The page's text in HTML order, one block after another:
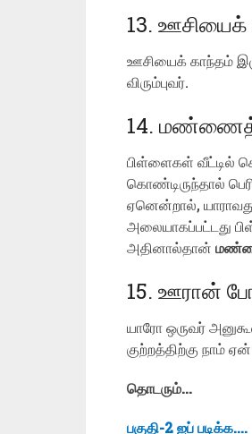
13. ஊசியைக்
ஊசியைக் காந்தம்
விரும்புவர்.
14. மண்ணைத்
பிள்ளைகள் வீட்டில்
கொண்டிருந்தால்
ஏனென்றால்,
அலையாகப்பட்டது
அதினால்தான்
15. ஊரான்
யாரோ ஒருவர்
குற்றத்திற்கு
தொடரும்…
பகுதி-2 ஐப் படிக்க….